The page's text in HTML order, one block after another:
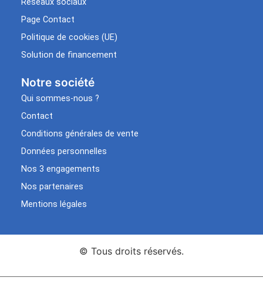
Réseaux sociaux
Page Contact
Politique de cookies (UE)
Solution de financement
Notre société
Qui sommes-nous ?
Contact
Conditions générales de vente
Données personnelles
Nos 3 engagements
Nos partenaires
Mentions légales
© Tous droits réservés.